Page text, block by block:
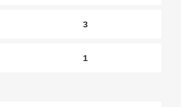
3
1